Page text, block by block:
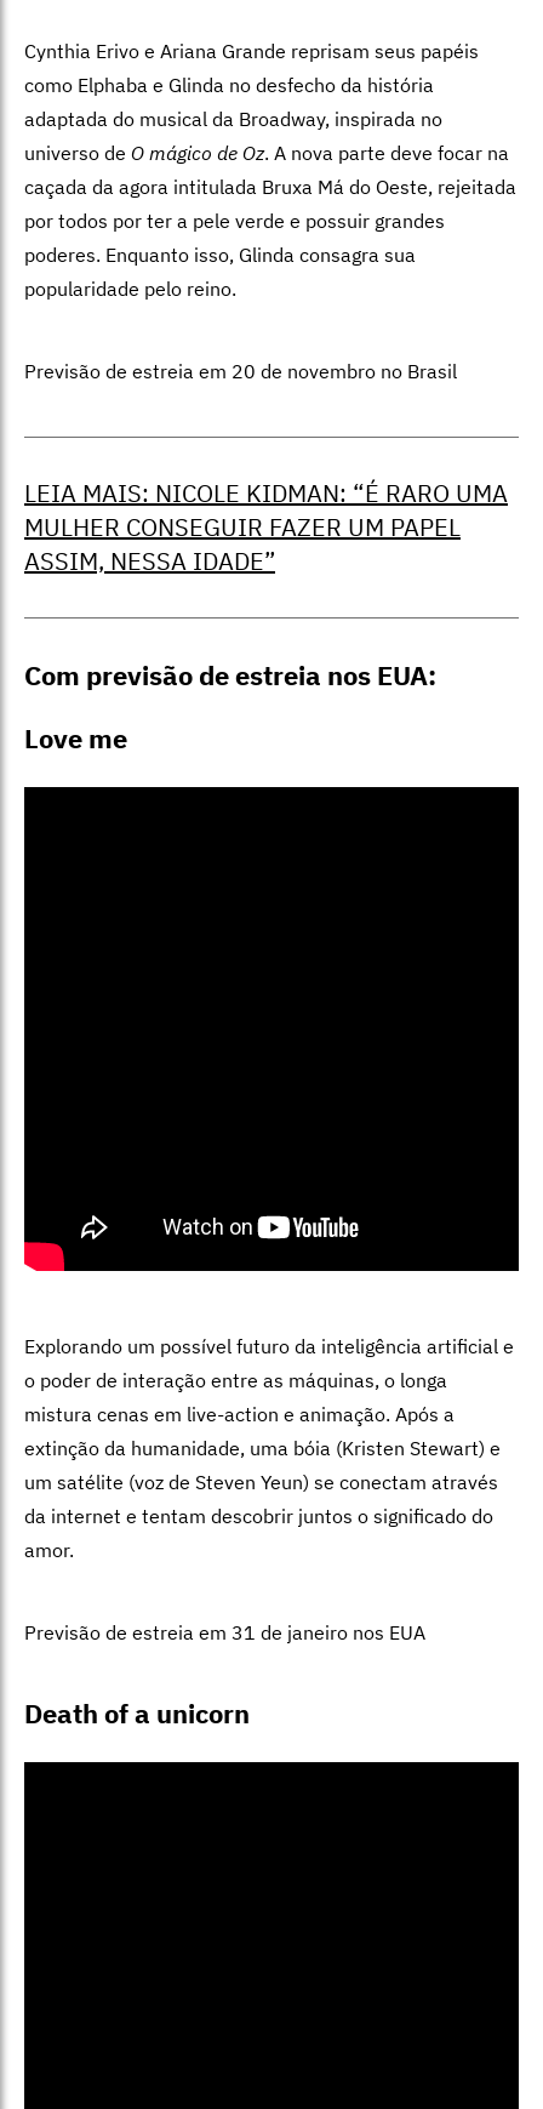
Cynthia Erivo e Ariana Grande reprisam seus papéis
como Elphaba e Glinda no desfecho da história
adaptada do musical da Broadway, inspirada no
universo de O mágico de Oz. A nova parte deve focar na
caçada da agora intitulada Bruxa Má do Oeste, rejeitada
por todos por ter a pele verde e possuir grandes
poderes. Enquanto isso, Glinda consagra sua
popularidade pelo reino.
Previsão de estreia em 20 de novembro no Brasil
LEIA MAIS: NICOLE KIDMAN: “É RARO UMA
MULHER CONSEGUIR FAZER UM PAPEL
ASSIM, NESSA IDADE”
Com previsão de estreia nos EUA:
Love me
Explorando um possível futuro da inteligência artificial e
o poder de interação entre as máquinas, o longa
mistura cenas em live-action e animação. Após a
extinção da humanidade, uma bóia (Kristen Stewart) e
um satélite (voz de Steven Yeun) se conectam através
da internet e tentam descobrir juntos o significado do
amor.
Previsão de estreia em 31 de janeiro nos EUA
Death of a unicorn